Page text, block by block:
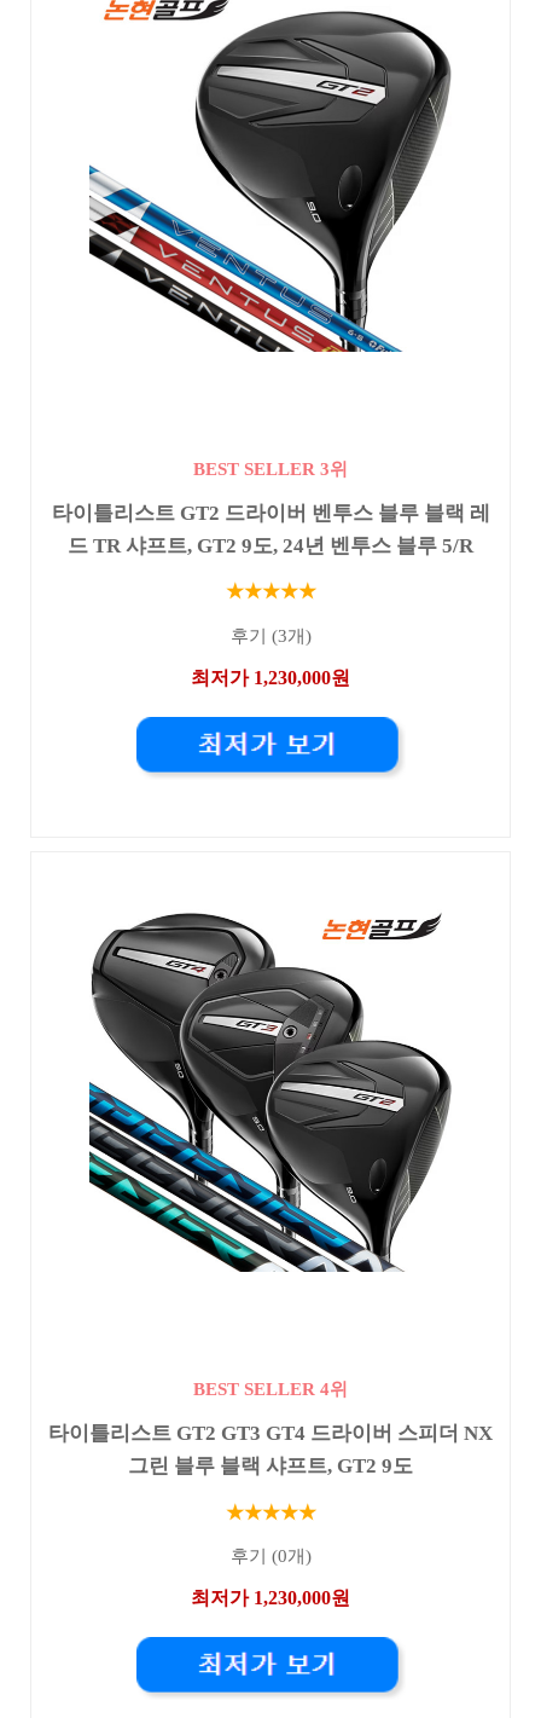
BEST SELLER 3위
타이틀리스트 GT2 드라이버 벤투스 블루 블랙 레
드 TR 샤프트, GT2 9도, 24년 벤투스 블루 5/R
★★★★★
후기 (3개)
최저가 1,230,000원
BEST SELLER 4위
타이틀리스트 GT2 GT3 GT4 드라이버 스피더 NX
그린 블루 블랙 샤프트, GT2 9도
★★★★★
후기 (0개)
최저가 1,230,000원